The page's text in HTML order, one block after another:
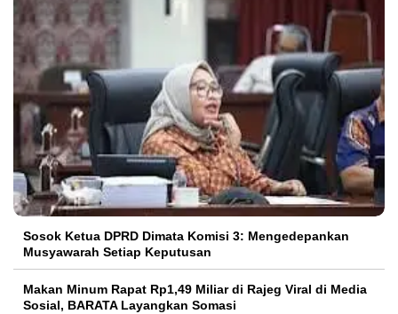
Sosok Ketua DPRD Dimata Komisi 3: Mengedepankan
Musyawarah Setiap Keputusan
Makan Minum Rapat Rp1,49 Miliar di Rajeg Viral di Media
Sosial, BARATA Layangkan Somasi